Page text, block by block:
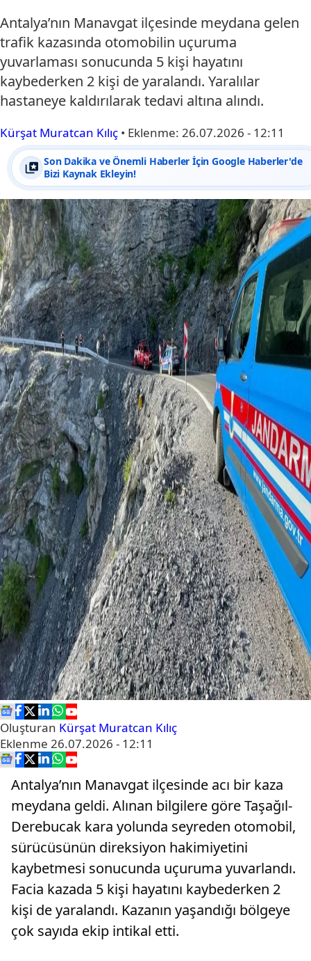
Antalya’nın Manavgat ilçesinde meydana gelen
trafik kazasında otomobilin uçuruma
yuvarlaması sonucunda 5 kişi hayatını
kaybederken 2 kişi de yaralandı. Yaralılar
hastaneye kaldırılarak tedavi altına alındı.
Kürşat Muratcan Kılıç • Eklenme: 26.07.2026 - 12:11
Son Dakika ve Önemli Haberler İçin Google Haberler'de
Bizi Kaynak Ekleyin!
Oluşturan Kürşat Muratcan Kılıç
Eklenme 26.07.2026 - 12:11
Antalya’nın Manavgat ilçesinde acı bir kaza
meydana geldi. Alınan bilgilere göre Taşağıl-
Derebucak kara yolunda seyreden otomobil,
sürücüsünün direksiyon hakimiyetini
kaybetmesi sonucunda uçuruma yuvarlandı.
Facia kazada 5 kişi hayatını kaybederken 2
kişi de yaralandı. Kazanın yaşandığı bölgeye
çok sayıda ekip intikal etti.